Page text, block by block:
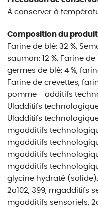
À conserver à
Composition du produit
Farine de blé: 32 %,
saumon: 12 %, Farine
germes de blé: 4 %,
Farine de crevettes,
pomme - additifs
UIadditifs
UIadditifs
mgadditifs
mgadditifs
mgadditifs
mgadditifs
glycine hydraté
2a102, 399, mgadditifs
mgadditifs sensoriels,